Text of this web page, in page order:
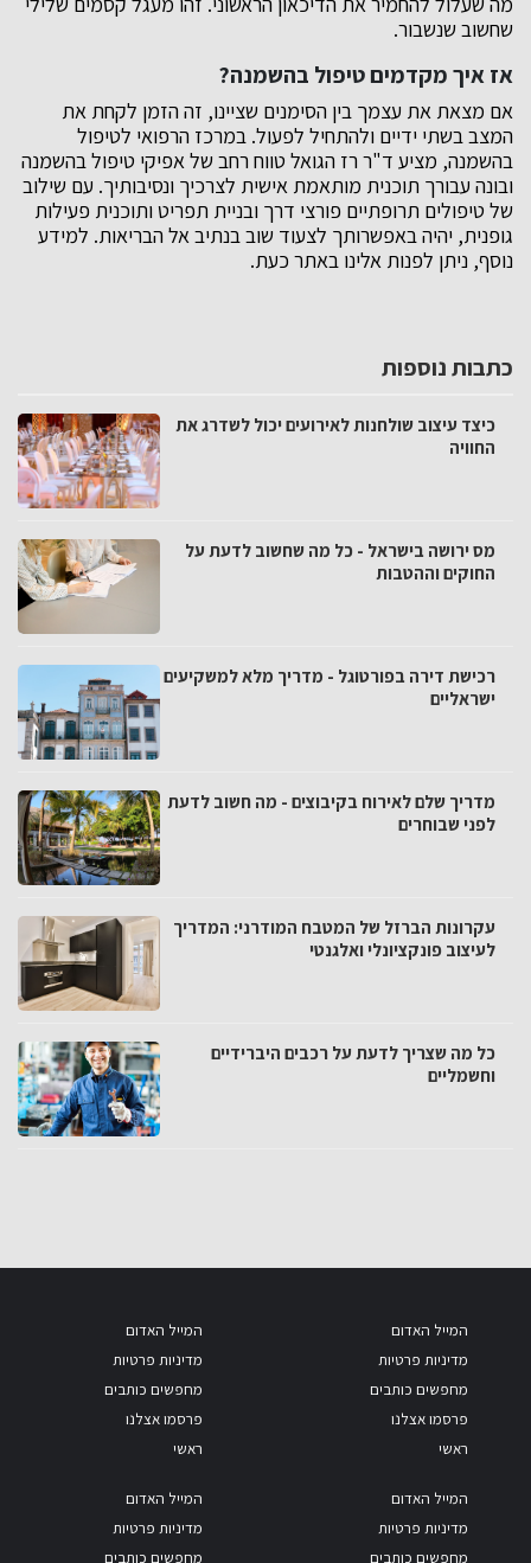
שחשוב שנשבור.
אז איך מקדמים טיפול בהשמנה?
אם מצאת את עצמך בין הסימנים שציינו, זה הזמן לקחת את
המצב בשתי ידיים ולהתחיל לפעול. במרכז הרפואי לטיפול
בהשמנה, מציע ד"ר רז הגואל טווח רחב של אפיקי טיפול בהשמנה
ובונה עבורך תוכנית מותאמת אישית לצרכיך ונסיבותיך. עם שילוב
של טיפולים תרופתיים פורצי דרך ובניית תפריט ותוכנית פעילות
גופנית, יהיה באפשרותך לצעוד שוב בנתיב אל הבריאות. למידע
נוסף, ניתן לפנות אלינו באתר כעת.
כתבות נוספות
כיצד עיצוב שולחנות לאירועים יכול לשדרג את
החוויה
מס ירושה בישראל - כל מה שחשוב לדעת על
החוקים וההטבות
רכישת דירה בפורטוגל - מדריך מלא למשקיעים
ישראליים
מדריך שלם לאירוח בקיבוצים - מה חשוב לדעת
לפני שבוחרים
עקרונות הברזל של המטבח המודרני: המדריך
לעיצוב פונקציונלי ואלגנטי
כל מה שצריך לדעת על רכבים היברידיים
וחשמליים
המייל האדום
מדיניות פרטיות
מחפשים כותבים
פרסמו אצלנו
ראשי
המייל האדום
מדיניות פרטיות
מחפשים כותבים
פרסמו אצלנו
ראשי
המייל האדום
מדיניות פרטיות
מחפשים כותבים
המייל האדום
מדיניות פרטיות
מחפשים כותבים